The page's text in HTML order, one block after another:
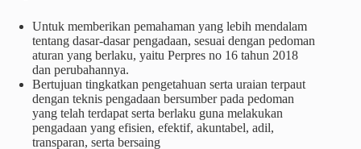
Untuk memberikan pemahaman yang lebih mendalam
tentang dasar-dasar pengadaan, sesuai dengan pedoman
aturan yang berlaku, yaitu Perpres no 16 tahun 2018
dan perubahannya.
Bertujuan tingkatkan pengetahuan serta uraian terpaut
dengan teknis pengadaan bersumber pada pedoman
yang telah terdapat serta berlaku guna melakukan
pengadaan yang efisien, efektif, akuntabel, adil,
transparan, serta bersaing